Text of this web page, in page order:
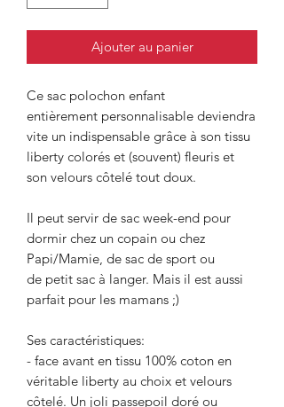
Ajouter au panier
Ce sac polochon enfant
entièrement personnalisable deviendra
vite un indispensable grâce à son tissu
liberty colorés et (souvent) fleuris et
son velours côtelé tout doux.
Il peut servir de sac week-end pour
dormir chez un copain ou chez
Papi/Mamie, de sac de sport ou
de petit sac à langer. Mais il est aussi
parfait pour les mamans ;)
Ses caractéristiques:
- face avant en tissu 100% coton en
véritable liberty au choix et velours
côtelé. Un joli passepoil doré ou